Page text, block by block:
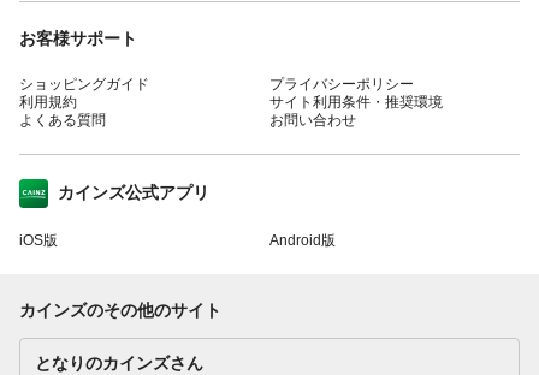
お客様サポート
ショッピングガイド
利用規約
よくある質問
プライバシーポリシー
サイト利用条件・推奨環境
お問い合わせ
カインズ公式アプリ
iOS版 Android版
カインズのその他のサイト
となりのカインズさん